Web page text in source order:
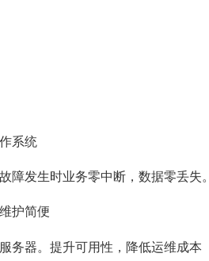
系统
障发生时业务零中断，数据零丢失。
护简便
务器。提升可用性，降低运维成本